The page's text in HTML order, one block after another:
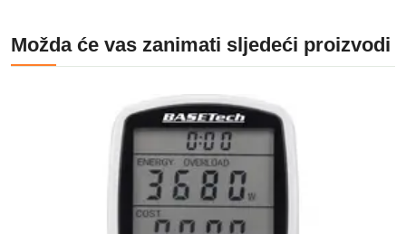
Možda će vas zanimati sljedeći proizvodi